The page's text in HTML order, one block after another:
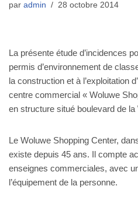
par admin 28 octobre 2014
La présente étude d’incidences
permis d’environnement de
la construction et à l’exploitation
centre commercial « Woluwe
en structure situé boulevard de la
Le Woluwe Shopping Center,
existe depuis 45 ans. Il compte
enseignes commerciales, avec
l’équipement de la personne.